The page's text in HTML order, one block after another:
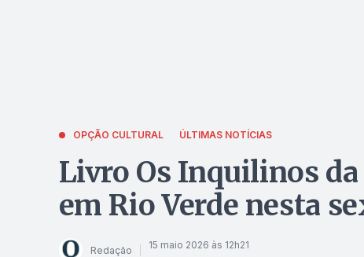
OPÇÃO CULTURAL ÚLTIMAS NOTÍCIAS
Livro Os Inquilinos da
em Rio Verde nesta
Redação 15 maio 2026 às 12h21